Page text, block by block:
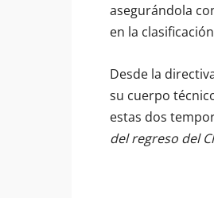
asegurándola
en la
Desde la
su cuerpo
estas dos
del regreso del